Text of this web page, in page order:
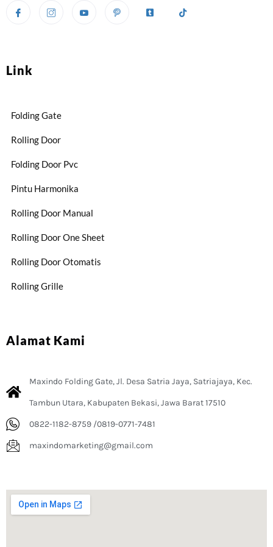
Link
Folding Gate
Rolling Door
Folding Door Pvc
Pintu Harmonika
Rolling Door Manual
Rolling Door One Sheet
Rolling Door Otomatis
Rolling Grille
Alamat Kami
Maxindo Folding Gate, Jl. Desa Satria Jaya, Satriajaya, Kec.
Tambun Utara, Kabupaten Bekasi, Jawa Barat 17510
0822-1182-8759 /0819-0771-7481
maxindomarketing@gmail.com